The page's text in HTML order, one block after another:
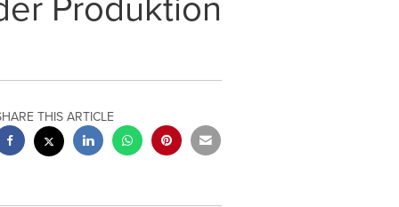
THIS ARTICLE